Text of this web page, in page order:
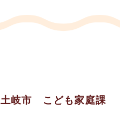
土岐市 こども家庭課